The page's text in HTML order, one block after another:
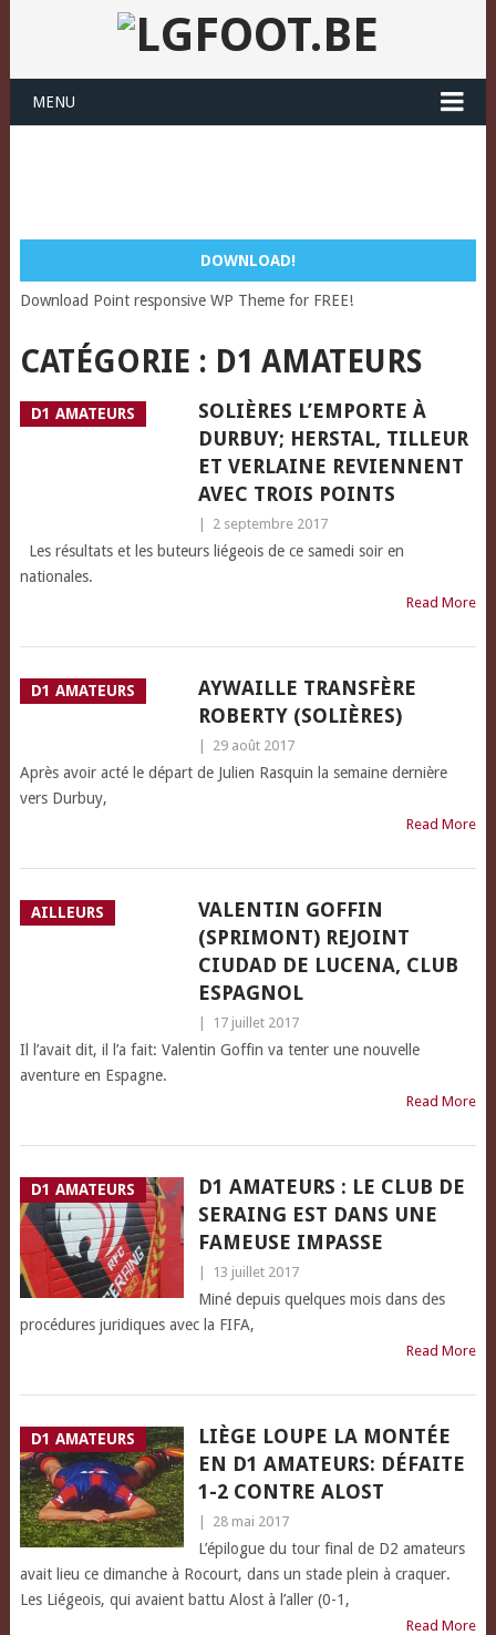
MENU
DOWNLOAD!
Download Point responsive WP Theme for FREE!
CATÉGORIE : D1 AMATEURS
D1 AMATEURS
SOLIÈRES L’EMPORTE À
DURBUY; HERSTAL, TILLEUR
ET VERLAINE REVIENNENT
AVEC TROIS POINTS
2 septembre 2017
Les résultats et les buteurs liégeois de ce samedi soir en
nationales.
Read More
D1 AMATEURS
AYWAILLE TRANSFÈRE
ROBERTY (SOLIÈRES)
29 août 2017
Après avoir acté le départ de Julien Rasquin la semaine dernière
vers Durbuy,
Read More
AILLEURS
VALENTIN GOFFIN
(SPRIMONT) REJOINT
CIUDAD DE LUCENA, CLUB
ESPAGNOL
17 juillet 2017
Il l’avait dit, il l’a fait: Valentin Goffin va tenter une nouvelle
aventure en Espagne.
Read More
D1 AMATEURS
D1 AMATEURS : LE CLUB DE
SERAING EST DANS UNE
FAMEUSE IMPASSE
13 juillet 2017
Miné depuis quelques mois dans des
procédures juridiques avec la FIFA,
Read More
D1 AMATEURS
LIÈGE LOUPE LA MONTÉE
EN D1 AMATEURS: DÉFAITE
1-2 CONTRE ALOST
28 mai 2017
L’épilogue du tour final de D2 amateurs
avait lieu ce dimanche à Rocourt, dans un stade plein à craquer.
Les Liégeois, qui avaient battu Alost à l’aller (0-1,
Read More